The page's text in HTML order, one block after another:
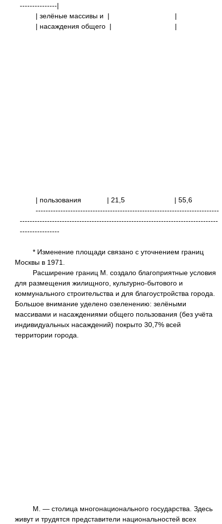
---------------|
| зелёные массивы и
| |
| насаждения общего | |
| пользования | 21,5
|
--------------------------------------------------------------------------
--------------------------------------------------------------------------------
----------------
* Изменение площади связано с уточнением границ
Москвы в 1971.
Расширение границ М. создало благоприятные условия
для размещения жилищного, культурно-бытового и
коммунального строительства и для благоустройства города.
Большое внимание уделено озеленению: зелёными
массивами и насаждениями общего пользования (без учёта
индивидуальных насаждений) покрыто 30,7% всей
территории города.
М. — столица многонационального государства. Здесь
живут и трудятся представители национальностей всех